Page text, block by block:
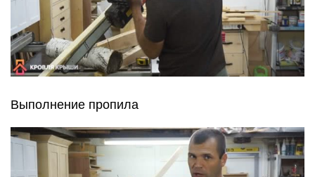
Выполнение пропила